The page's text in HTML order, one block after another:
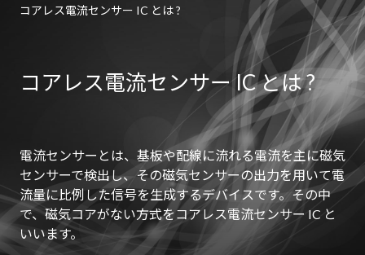
コアレス電流センサー IC とは ?
コアレス電流センサー IC とは ?
電流センサーとは、基板や配線に流れる電流を主に磁気
センサーで検出し、その磁気センサーの出力を用いて電
流量に比例した信号を生成するデバイスです。その中
で、磁気コアがない方式をコアレス電流センサー IC と
いいます。